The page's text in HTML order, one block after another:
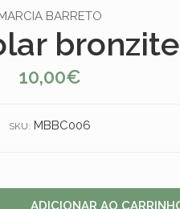
BARRETO
bronzite
10,00€
SKU: MBBC006